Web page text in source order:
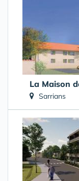
La Maison
Sarrians